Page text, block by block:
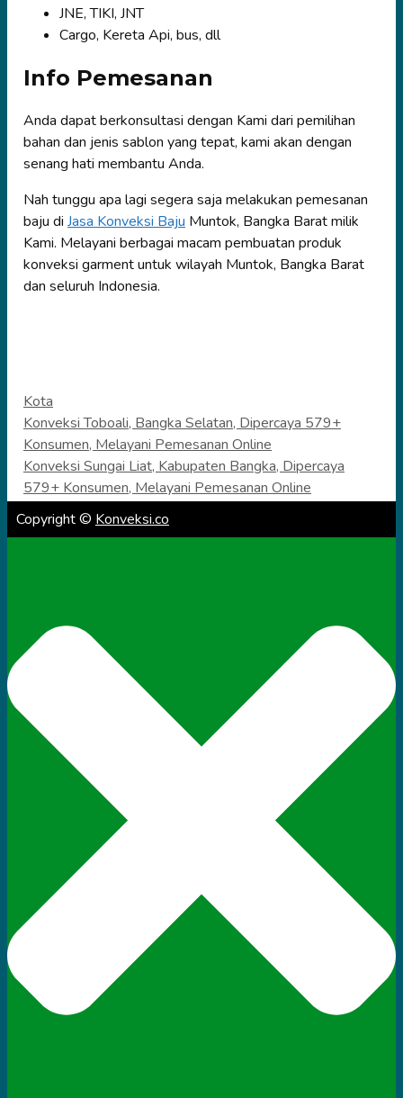
JNE, TIKI, JNT
Cargo, Kereta Api, bus, dll
Info Pemesanan
Anda dapat berkonsultasi dengan Kami dari pemilihan
bahan dan jenis sablon yang tepat, kami akan dengan
senang hati membantu Anda.
Nah tunggu apa lagi segera saja melakukan pemesanan
baju di Jasa Konveksi Baju Muntok, Bangka Barat milik
Kami. Melayani berbagai macam pembuatan produk
konveksi garment untuk wilayah Muntok, Bangka Barat
dan seluruh Indonesia.
Categories
Kota
Konveksi Toboali, Bangka Selatan, Dipercaya 579+
Konsumen, Melayani Pemesanan Online
Konveksi Sungai Liat, Kabupaten Bangka, Dipercaya
579+ Konsumen, Melayani Pemesanan Online
Copyright © Konveksi.co